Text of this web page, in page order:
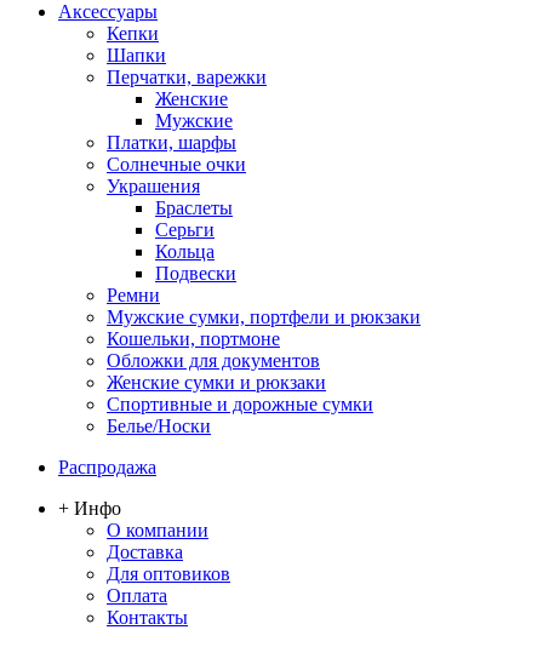
Аксессуары
Кепки
Шапки
Перчатки, варежки
Женские
Мужские
Платки, шарфы
Солнечные очки
Украшения
Браслеты
Серьги
Кольца
Подвески
Ремни
Мужские сумки, портфели и рюкзаки
Кошельки, портмоне
Обложки для документов
Женские сумки и рюкзаки
Спортивные и дорожные сумки
Белье/Носки
Распродажа
+ Инфо
О компании
Доставка
Для оптовиков
Оплата
Контакты